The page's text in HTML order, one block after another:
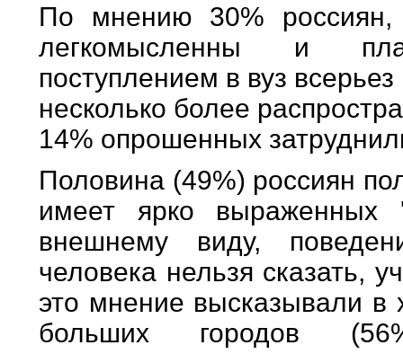
По мнению 30% россиян,
легкомысленны и
поступлением в вуз
несколько более
14% опрошенных
Половина (49%) россиян
имеет ярко выраженных
внешнему виду,
человека нельзя сказать,
это мнение высказывали в
больших городов